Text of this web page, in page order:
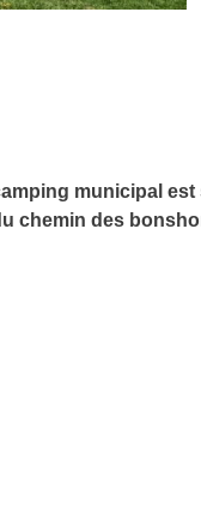
municipal
chemin des